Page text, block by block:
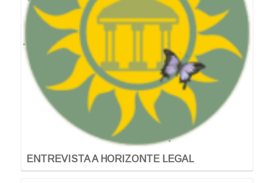
ENTREVISTA A HORIZONTE LEGAL